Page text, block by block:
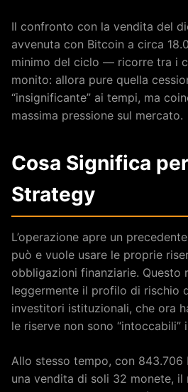
Il confronto con la vendita del
avvenuta con Bitcoin a circa
minimo del ciclo — ricorre tra i
monito: allora pure quella
“insignificante” ai tempi, ma
massima pressione sul mercato.
Cosa Significa
Strategy
L’operazione apre un
può e vuole usare le proprie
obbligazioni finanziarie. Questo
leggermente il profilo di rischio
investitori istituzionali, che ora
le riserve non sono “intoccabili”
Allo stesso tempo, con
una vendita di soli 32 monete, il